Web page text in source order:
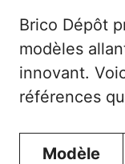
Brico Dépôt
modèles
innovant.
références
Modèle